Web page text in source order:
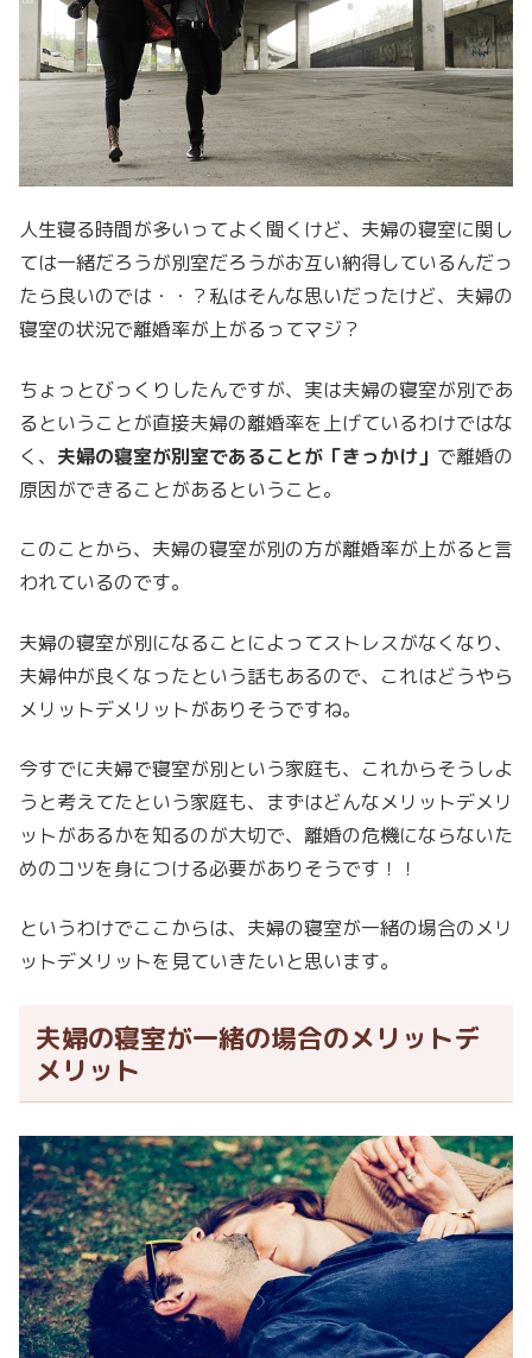
人生寝る時間が多いってよく聞くけど、夫婦の寝室に関し
ては一緒だろうが別室だろうがお互い納得しているんだっ
たら良いのでは・・？私はそんな思いだったけど、夫婦の
寝室の状況で離婚率が上がるってマジ？
ちょっとびっくりしたんですが、実は夫婦の寝室が別であ
るということが直接夫婦の離婚率を上げているわけではな
く、 夫婦の寝室が別室であることが「きっかけ」 で離婚の
原因ができることがあるということ。
このことから、夫婦の寝室が別の方が離婚率が上がると言
われているのです。
夫婦の寝室が別になることによってストレスがなくなり、
夫婦仲が良くなったという話もあるので、これはどうやら
メリットデメリットがありそうですね。
今すでに夫婦で寝室が別という家庭も、これからそうしよ
うと考えてたという家庭も、まずはどんなメリットデメリ
ットがあるかを知るのが大切で、離婚の危機にならないた
めのコツを身につける必要がありそうです！！
というわけでここからは、夫婦の寝室が一緒の場合のメリ
ットデメリットを見ていきたいと思います。
夫婦の寝室が一緒の場合のメリットデ
メリット